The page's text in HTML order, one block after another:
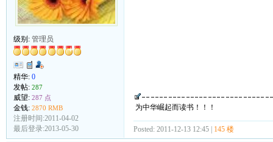
级别: 管理员
精华: 0
发帖: 287
威望: 287 点
金钱: 2870 RMB
注册时间:2011-04-02
最后登录:2013-05-30
为中华崛起而读书！！！
Posted: 2011-12-13 12:45 | 145 楼